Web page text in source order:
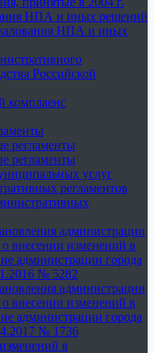
НПА и иных решений
НПА и иных
Российской
комплаенс
регламенты
регламенты
услуг
регламентов
администрации
внесении изменений в
администрации города
№ 5282
администрации
внесении изменений в
администрации города
№ 1736
в